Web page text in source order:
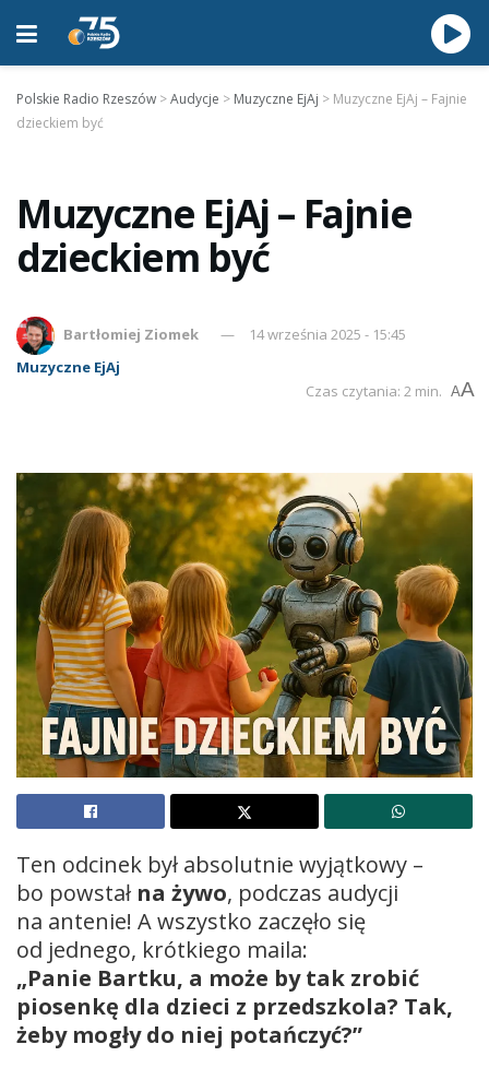
Polskie Radio Rzeszów >Audycje > Muzyczne EjAj > Muzyczne EjAj – Fajnie
dzieckiem być
Muzyczne EjAj – Fajnie
dzieckiem być
Bartłomiej Ziomek
14 września 2025 - 15:45
Muzyczne EjAj
Czas czytania: 2 min. AA
Ten odcinek był absolutnie wyjątkowy –
bo powstał na żywo, podczas audycji
na antenie! A wszystko zaczęło się
od jednego, krótkiego maila:
„Panie Bartku, a może by tak zrobić
piosenkę dla dzieci z przedszkola? Tak,
żeby mogły do niej potańczyć?”